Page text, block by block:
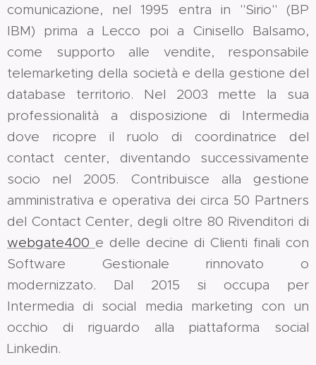
comunicazione, nel 1995 entra in "Sirio" (BP
IBM) prima a Lecco poi a Cinisello Balsamo,
come supporto alle vendite, responsabile
telemarketing della società e della gestione del
database territorio. Nel 2003 mette la sua
professionalità a disposizione di Intermedia
dove ricopre il ruolo di coordinatrice del
contact center, diventando successivamente
socio nel 2005. Contribuisce alla gestione
amministrativa e operativa dei circa 50 Partners
del Contact Center, degli oltre 80 Rivenditori di
webgate400 e delle decine di Clienti finali con
Software Gestionale rinnovato o
modernizzato. Dal 2015 si occupa per
Intermedia di social media marketing con un
occhio di riguardo alla piattaforma social
Linkedin.